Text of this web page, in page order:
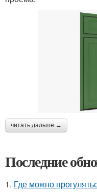
читать дальше →
Последние
1. Где можно